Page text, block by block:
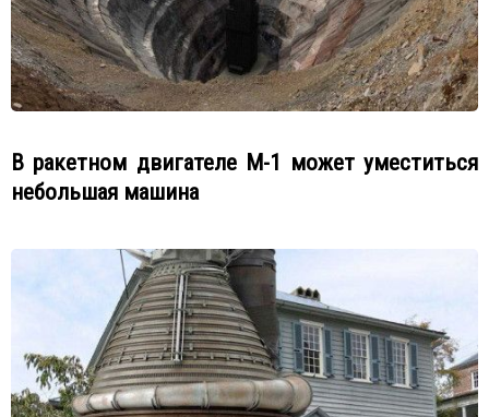
В ракетном двигателе М-1 может уместиться
небольшая машина